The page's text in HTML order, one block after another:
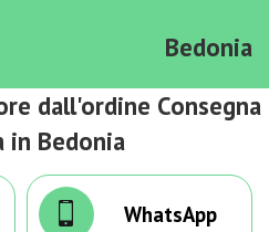
Bedonia
dall'ordine Consegna
in Bedonia
WhatsApp